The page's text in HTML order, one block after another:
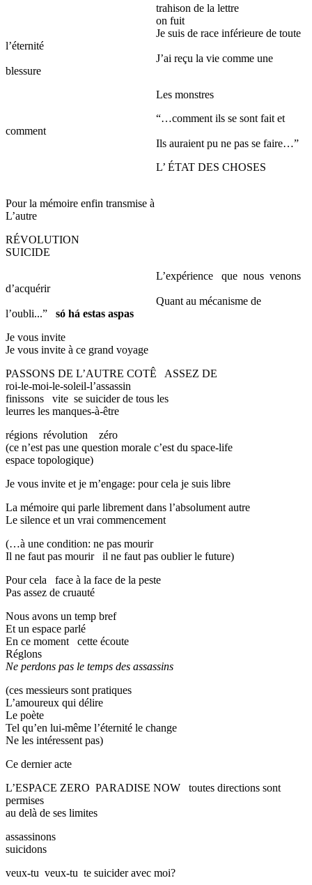
trahison de la lettre
on fuit
Je suis de race inférieure de toute
l’éternité
J’ai reçu la vie comme une
blessure
Les monstres
“…comment ils se sont fait et
comment
Ils auraient pu ne pas se faire…”
L’ ÉTAT DES CHOSES
Pour la mémoire enfin transmise à
L’autre
RÉVOLUTION
SUICIDE
L’expérience que nous venons
d’acquérir
Quant au mécanisme de
l’oubli...” só há estas aspas
Je vous invite
Je vous invite à ce grand voyage
PASSONS DE L’AUTRE COTÊ ASSEZ DE
roi-le-moi-le-soleil-l’assassin
finissons vite se suicider de tous les
leurres les manques-à-être
régions révolution zéro
(ce n’est pas une question morale c’est du space-life
espace topologique)
Je vous invite et je m’engage: pour cela je suis libre
La mémoire qui parle librement dans l’absolument autre
Le silence et un vrai commencement
(…à une condition: ne pas mourir
Il ne faut pas mourir il ne faut pas oublier le future)
Pour cela face à la face de la peste
Pas assez de cruauté
Nous avons un temp bref
Et un espace parlé
En ce moment cette écoute
Réglons
Ne perdons pas le temps des assassins
(ces messieurs sont pratiques
L’amoureux qui délire
Le poète
Tel qu’en lui-même l’éternité le change
Ne les intéressent pas)
Ce dernier acte
L’ESPACE ZERO PARADISE NOW toutes directions sont
permises
au delà de ses limites
assassinons
suicidons
veux-tu veux-tu te suicider avec moi?